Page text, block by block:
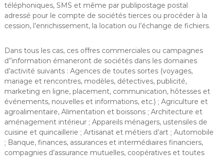
téléphoniques, SMS et même par publipostage postal
adressé pour le compte de sociétés tierces ou procéder à la
cession, l’enrichissement, la location ou l’échange de fichiers.
Dans tous les cas, ces offres commerciales ou campagnes
d’’information émaneront de sociétés dans les domaines
d’activité suivants : Agences de toutes sortes (voyages,
mariage et rencontres, modèles, détectives, publicité,
marketing en ligne, placement, communication, hôtesses et
événements, nouvelles et informations, etc.) ; Agriculture et
agroalimentaire, Alimentation et boissons ; Architecture et
aménagement intérieur ; Appareils ménagers, ustensiles de
cuisine et quincaillerie ; Artisanat et métiers d’art ; Automobile
; Banque, finances, assurances et intermédiaires financiers,
compagnies d’assurance mutuelles, coopératives et toutes